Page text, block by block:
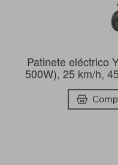
Patinete eléctrico
500W), 25 km/h,